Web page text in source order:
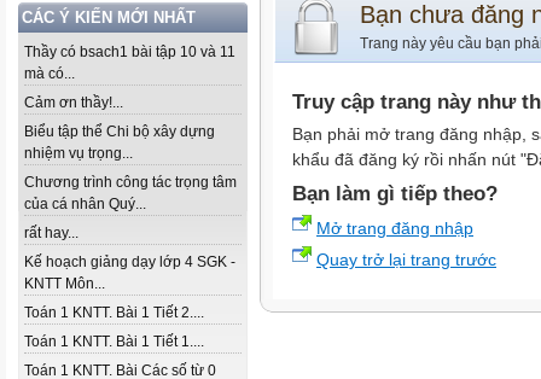
CÁC Ý KIẾN MỚI NHẤT
Thầy có bsach1 bài tập 10 và 11
mà có...
Cảm ơn thầy!...
Biểu tập thể Chi bộ xây dựng
nhiệm vụ trọng...
Chương trình công tác trọng tâm
của cá nhân Quý...
rất hay...
Kế hoạch giảng dạy lớp 4 SGK -
KNTT Môn...
Toán 1 KNTT. Bài 1 Tiết 2....
Toán 1 KNTT. Bài 1 Tiết 1....
Toán 1 KNTT. Bài Các số từ 0
Bạn chưa đăng
Trang này yêu cầu bạn
Truy cập trang này như
Bạn phải mở trang đăng nhập,
khẩu đã đăng ký rồi nhấn nút
Bạn làm gì tiếp theo?
Mở trang đăng nhập
Quay trở lại trang trước